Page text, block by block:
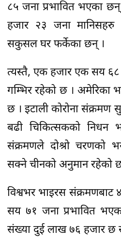
८५ जना प्रभावित भएका छन्
हजार २३ जना मानिसहरु
सकुसल घर फर्केका छन् ।
त्यस्तै, एक हजार एक सय ६८
गम्भिर रहेको छ । अमेरिका
छ । इटाली कोरोना संक्रमण
बढी चिकित्सकको निधन
संक्रमणले दोश्रो चरणको
सक्ने चीनको अनुमान रहेको
विश्वभर भाइरस
सय ७१ जना प्रभावित
संख्या दुई लाख ७६ हजार